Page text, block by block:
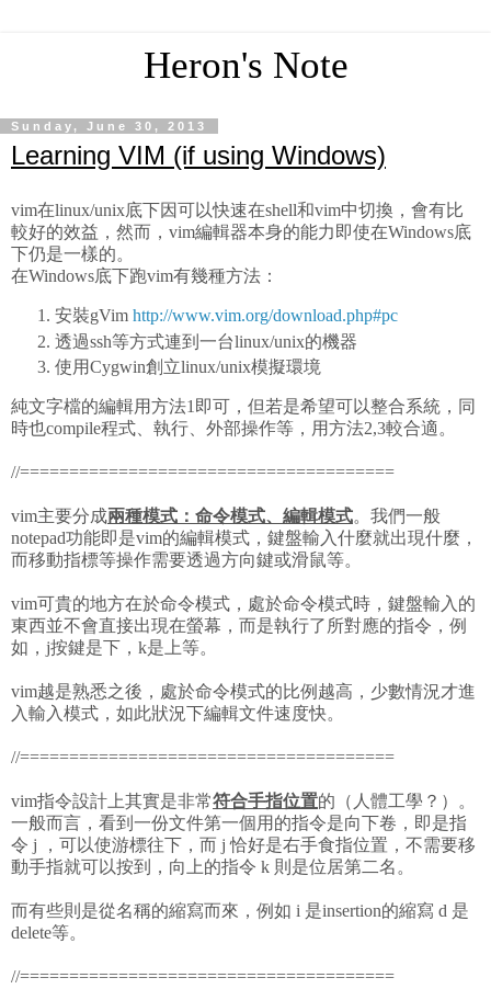
Heron's Note
Sunday, June 30, 2013
Learning VIM (if using Windows)
vim在linux/unix底下因可以快速在shell和vim中切換，會有比
較好的效益，然而，vim編輯器本身的能力即使在Windows底
下仍是一樣的。
在Windows底下跑vim有幾種方法：
安裝gVim http://www.vim.org/download.php#pc
透過ssh等方式連到一台linux/unix的機器
使用Cygwin創立linux/unix模擬環境
純文字檔的編輯用方法1即可，但若是希望可以整合系統，同
時也compile程式、執行、外部操作等，用方法2,3較合適。
//======================================
vim主要分成兩種模式：命令模式、編輯模式。我們一般
notepad功能即是vim的編輯模式，鍵盤輸入什麼就出現什麼，
而移動指標等操作需要透過方向鍵或滑鼠等。
vim可貴的地方在於命令模式，處於命令模式時，鍵盤輸入的
東西並不會直接出現在螢幕，而是執行了所對應的指令，例
如，j按鍵是下，k是上等。
vim越是熟悉之後，處於命令模式的比例越高，少數情況才進
入輸入模式，如此狀況下編輯文件速度快。
//======================================
vim指令設計上其實是非常符合手指位置的（人體工學？）。
一般而言，看到一份文件第一個用的指令是向下卷，即是指
令 j ，可以使游標往下，而 j 恰好是右手食指位置，不需要移
動手指就可以按到，向上的指令 k 則是位居第二名。
而有些則是從名稱的縮寫而來，例如 i 是insertion的縮寫 d 是
delete等。
//======================================